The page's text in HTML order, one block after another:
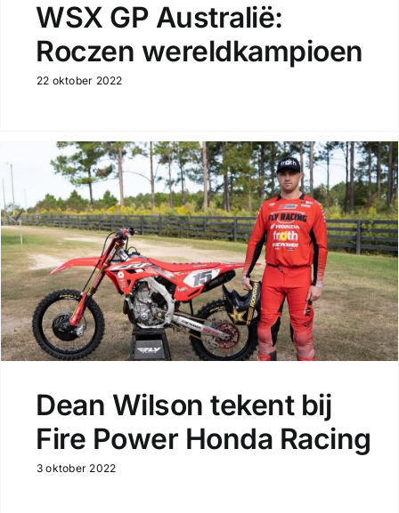
WSX GP Australië:
Roczen wereldkampioen
22 oktober 2022
Dean Wilson tekent bij
Fire Power Honda Racing
3 oktober 2022